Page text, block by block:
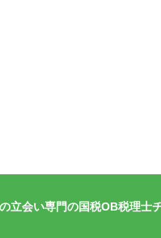
立会い専門の国税OB税理士